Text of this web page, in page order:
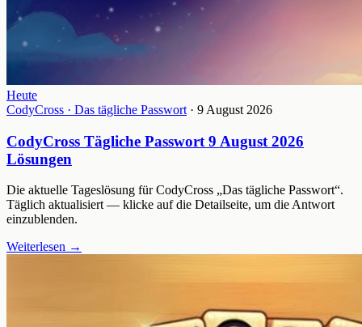
Heute
CodyCross · Das tägliche Passwort · 9 August 2026
CodyCross Tägliche Passwort 9 August 2026
Lösungen
Die aktuelle Tageslösung für CodyCross „Das tägliche Passwort“.
Täglich aktualisiert — klicke auf die Detailseite, um die Antwort
einzublenden.
Weiterlesen →